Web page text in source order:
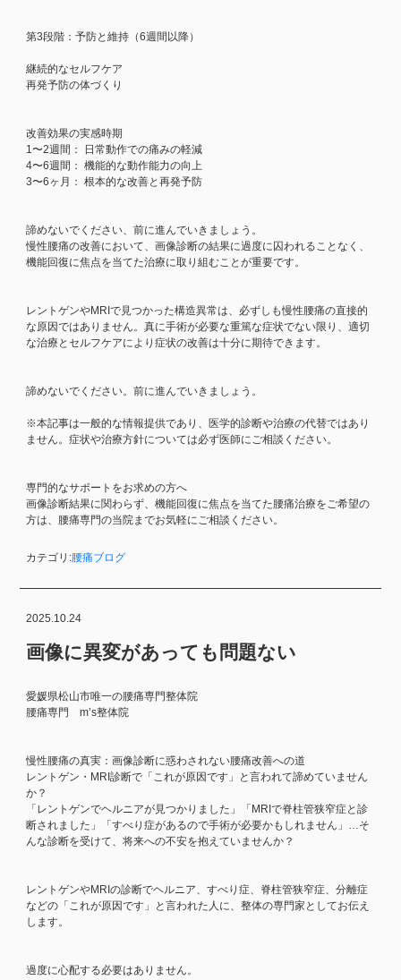
第3段階：予防と維持（6週間以降）
継続的なセルフケア
再発予防の体づくり
改善効果の実感時期
1〜2週間： 日常動作での痛みの軽減
4〜6週間： 機能的な動作能力の向上
3〜6ヶ月： 根本的な改善と再発予防
諦めないでください、前に進んでいきましょう。
慢性腰痛の改善において、画像診断の結果に過度に囚われることなく、
機能回復に焦点を当てた治療に取り組むことが重要です。
レントゲンやMRIで見つかった構造異常は、必ずしも慢性腰痛の直接的
な原因ではありません。真に手術が必要な重篤な症状でない限り、適切
な治療とセルフケアにより症状の改善は十分に期待できます。
諦めないでください。前に進んでいきましょう。
※本記事は一般的な情報提供であり、医学的診断や治療の代替ではあり
ません。症状や治療方針については必ず医師にご相談ください。
専門的なサポートをお求めの方へ
画像診断結果に関わらず、機能回復に焦点を当てた腰痛治療をご希望の
方は、腰痛専門の当院までお気軽にご相談ください。
カテゴリ:腰痛ブログ
2025.10.24
画像に異変があっても問題ない
愛媛県松山市唯一の腰痛専門整体院
腰痛専門 m’s整体院
慢性腰痛の真実：画像診断に惑わされない腰痛改善への道
レントゲン・MRI診断で「これが原因です」と言われて諦めていません
か？
「レントゲンでヘルニアが見つかりました」「MRIで脊柱管狭窄症と診
断されました」「すべり症があるので手術が必要かもしれません」…そ
んな診断を受けて、将来への不安を抱えていませんか？
レントゲンやMRIの診断でヘルニア、すべり症、脊柱管狭窄症、分離症
などの「これが原因です」と言われた人に、整体の専門家としてお伝え
します。
過度に心配する必要はありません。